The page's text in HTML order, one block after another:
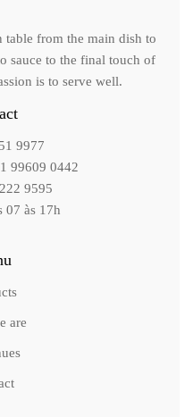
table from the main dish to
sauce to the final touch of
is to serve well.
9977
99609 0442
9595
07 às 17h
are